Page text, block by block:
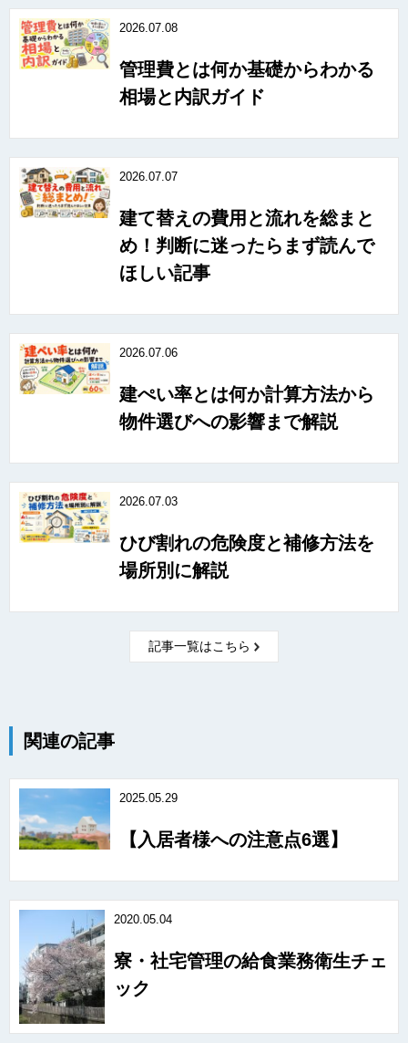
2026.07.08
管理費とは何か基礎からわかる
相場と内訳ガイド
2026.07.07
建て替えの費用と流れを総まと
め！判断に迷ったらまず読んで
ほしい記事
2026.07.06
建ぺい率とは何か計算方法から
物件選びへの影響まで解説
2026.07.03
ひび割れの危険度と補修方法を
場所別に解説
記事一覧はこちら
関連の記事
2025.05.29
【入居者様への注意点6選】
2020.05.04
寮・社宅管理の給食業務衛生チェ
ック